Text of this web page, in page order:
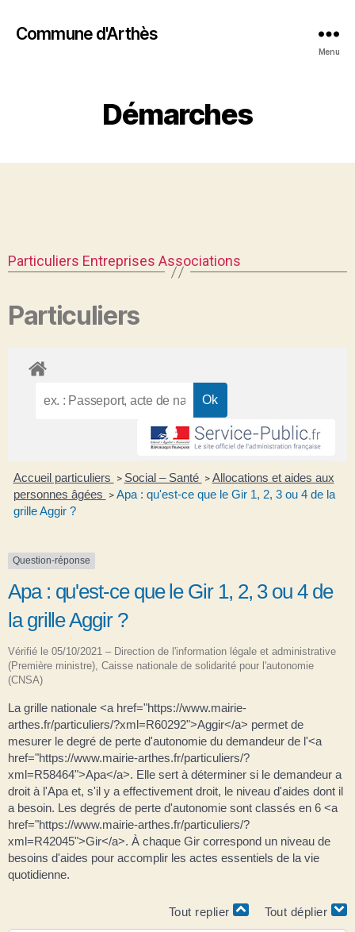
Commune d'Arthès
Menu
Démarches
Particuliers Entreprises Associations
Particuliers
Accueil particuliers > Social – Santé > Allocations et aides aux
personnes âgées > Apa : qu'est-ce que le Gir 1, 2, 3 ou 4 de la
grille Aggir ?
Question-réponse
Apa : qu'est-ce que le Gir 1, 2, 3 ou 4 de
la grille Aggir ?
Vérifié le 05/10/2021 – Direction de l'information légale et administrative
(Première ministre), Caisse nationale de solidarité pour l'autonomie
(CNSA)
La grille nationale <a href="https://www.mairie-
arthes.fr/particuliers/?xml=R60292">Aggir</a> permet de
mesurer le degré de perte d'autonomie du demandeur de l'<a
href="https://www.mairie-arthes.fr/particuliers/?
xml=R58464">Apa</a>. Elle sert à déterminer si le demandeur a
droit à l'Apa et, s'il y a effectivement droit, le niveau d'aides dont il
a besoin. Les degrés de perte d'autonomie sont classés en 6 <a
href="https://www.mairie-arthes.fr/particuliers/?
xml=R42045">Gir</a>. À chaque Gir correspond un niveau de
besoins d'aides pour accomplir les actes essentiels de la vie
quotidienne.
Tout replier Tout déplier